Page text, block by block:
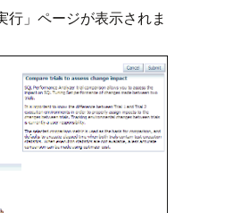
行」ページが表示されま